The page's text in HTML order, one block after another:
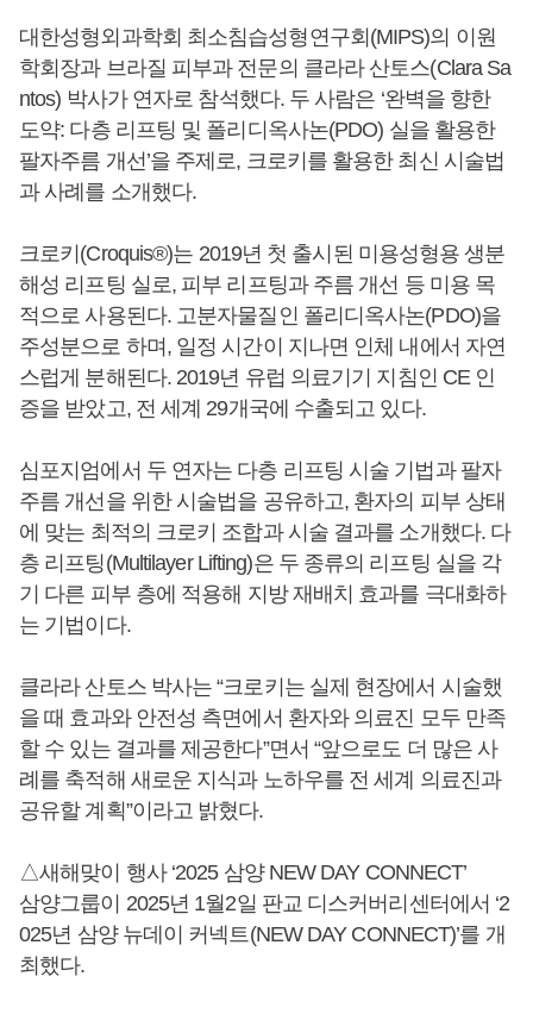
대한성형외과학회 최소침습성형연구회(MIPS)의 이원
학회장과 브라질 피부과 전문의 클라라 산토스(Clara Sa
ntos) 박사가 연자로 참석했다. 두 사람은 ‘완벽을 향한
도약: 다층 리프팅 및 폴리디옥사논(PDO) 실을 활용한
팔자주름 개선’을 주제로, 크로키를 활용한 최신 시술법
과 사례를 소개했다.
크로키(Croquis®)는 2019년 첫 출시된 미용성형용 생분
해성 리프팅 실로, 피부 리프팅과 주름 개선 등 미용 목
적으로 사용된다. 고분자물질인 폴리디옥사논(PDO)을
주성분으로 하며, 일정 시간이 지나면 인체 내에서 자연
스럽게 분해된다. 2019년 유럽 의료기기 지침인 CE 인
증을 받았고, 전 세계 29개국에 수출되고 있다.
심포지엄에서 두 연자는 다층 리프팅 시술 기법과 팔자
주름 개선을 위한 시술법을 공유하고, 환자의 피부 상태
에 맞는 최적의 크로키 조합과 시술 결과를 소개했다. 다
층 리프팅(Multilayer Lifting)은 두 종류의 리프팅 실을 각
기 다른 피부 층에 적용해 지방 재배치 효과를 극대화하
는 기법이다.
클라라 산토스 박사는 “크로키는 실제 현장에서 시술했
을 때 효과와 안전성 측면에서 환자와 의료진 모두 만족
할 수 있는 결과를 제공한다”면서 “앞으로도 더 많은 사
례를 축적해 새로운 지식과 노하우를 전 세계 의료진과
공유할 계획”이라고 밝혔다.
△새해맞이 행사 ‘2025 삼양 NEW DAY CONNECT’
삼양그룹이 2025년 1월2일 판교 디스커버리센터에서 ‘2
025년 삼양 뉴데이 커넥트(NEW DAY CONNECT)’를 개
최했다.